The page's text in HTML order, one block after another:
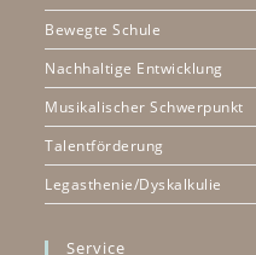
Bewegte Schule
Nachhaltige Entwicklung
Musikalischer Schwerpunkt
Talentförderung
Legasthenie/Dyskalkulie
Service